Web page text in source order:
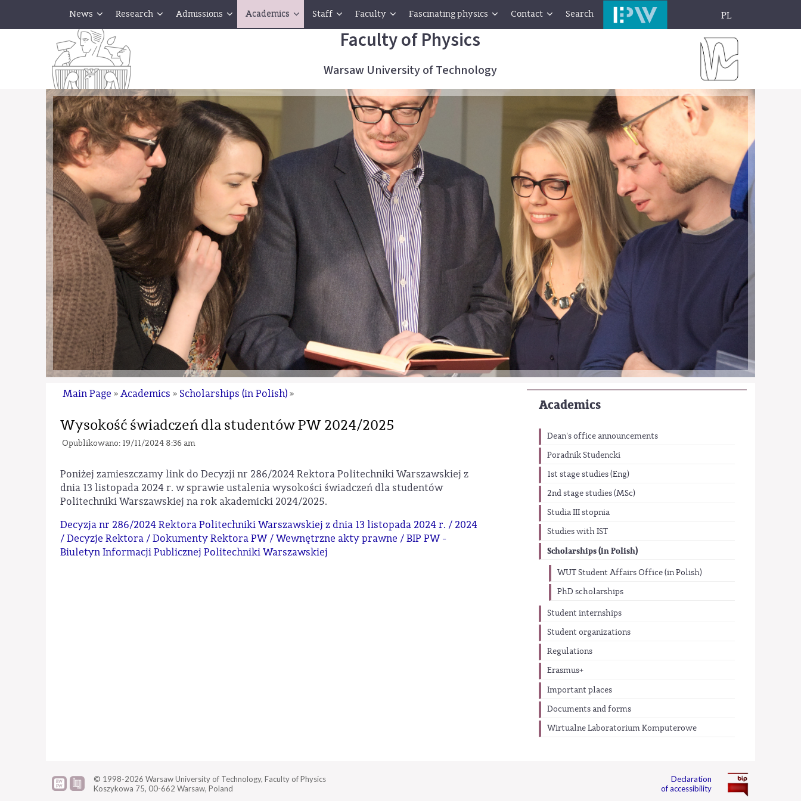
News Research Admissions Academics Staff Faculty Fascinating physics Contact Search PL
Faculty of Physics
Warsaw University of Technology
Academics
Dean's office announcements
Poradnik Studencki
1st stage studies (Eng)
2nd stage studies (MSc)
Studia III stopnia
Studies with IST
Scholarships (in Polish)
WUT Student Affairs Office (in Polish)
PhD scholarships
Student internships
Student organizations
Regulations
Erasmus+
Important places
Documents and forms
Wirtualne Laboratorium Komputerowe
Main Page » Academics » Scholarships (in Polish) »
Wysokość świadczeń dla studentów PW 2024/2025
Opublikowano: 19/11/2024 8:36 am
Poniżej zamieszczamy link do Decyzji nr 286/2024 Rektora Politechniki Warszawskiej z
dnia 13 listopada 2024 r. w sprawie ustalenia wysokości świadczeń dla studentów
Politechniki Warszawskiej na rok akademicki 2024/2025.
Decyzja nr 286/2024 Rektora Politechniki Warszawskiej z dnia 13 listopada 2024 r. / 2024
/ Decyzje Rektora / Dokumenty Rektora PW / Wewnętrzne akty prawne / BIP PW -
Biuletyn Informacji Publicznej Politechniki Warszawskiej
© 1998-2026 Warsaw University of Technology, Faculty of Physics
Koszykowa 75, 00-662 Warsaw, Poland
Declaration
of accessibility